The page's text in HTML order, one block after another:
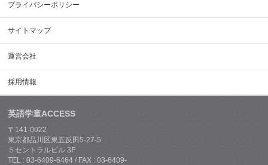
プライバシーポリシー
サイトマップ
運営会社
採用情報
英語学童ACCESS
〒141-0022
東京都品川区東五反田5-27-5
５セントラルビル 3F
TEL : 03-6409-6464 / FAX : 03-6409-